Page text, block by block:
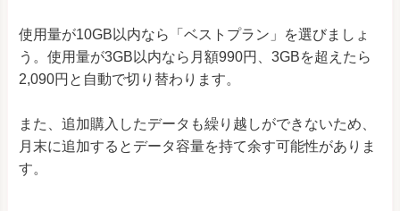
使用量が10GB以内なら「ベストプラン」を選びましょ
う。使用量が3GB以内なら月額990円、3GBを超えたら
2,090円と自動で切り替わります。
また、追加購入したデータも繰り越しができないため、
月末に追加するとデータ容量を持て余す可能性がありま
す。